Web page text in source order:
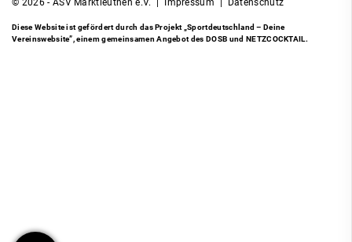
© 2026 - ASV Marktleuthen e.V. | Impressum Datenschutz
Diese Website ist gefördert durch das Projekt„Sportdeutschland – Deine
Vereinswebsite”, einem gemeinsamen Angebot des DOSB und NETZCOCKTAIL.